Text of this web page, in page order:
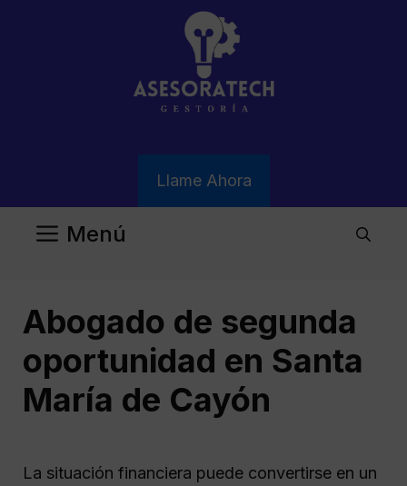
Llame Ahora
Menú
Abogado de segunda
oportunidad en Santa
María de Cayón
La situación financiera puede convertirse en un